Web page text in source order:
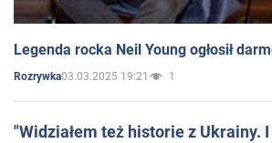
Legenda rocka Neil Young ogłosił
Rozrywka03.03.2025 19:21 1
"Widziałem też historie z Ukrainy.